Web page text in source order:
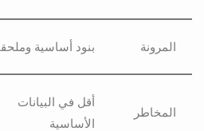
المرونة بنود أساسية
المخاطر
أقل في البيانات
الأساسية